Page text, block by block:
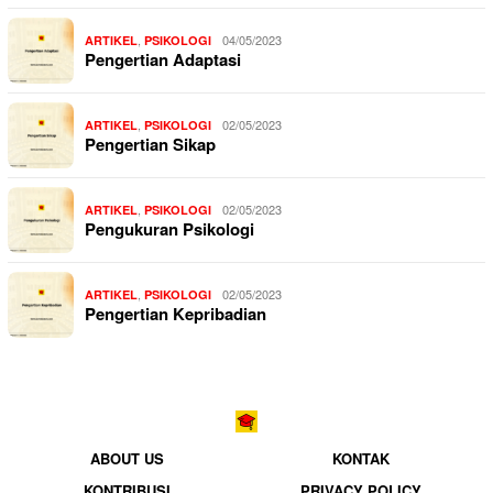
ARTIKEL PSIKOLOGI 04/05/2023
Pengertian Adaptasi
ARTIKEL PSIKOLOGI 02/05/2023
Pengertian Sikap
ARTIKEL PSIKOLOGI 02/05/2023
Pengukuran Psikologi
ARTIKEL PSIKOLOGI 02/05/2023
Pengertian Kepribadian
ABOUT US
KONTAK